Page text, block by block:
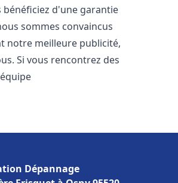
bénéficiez d'une garantie
sommes convaincus
notre meilleure publicité,
Si vous rencontrez des
Dépannage